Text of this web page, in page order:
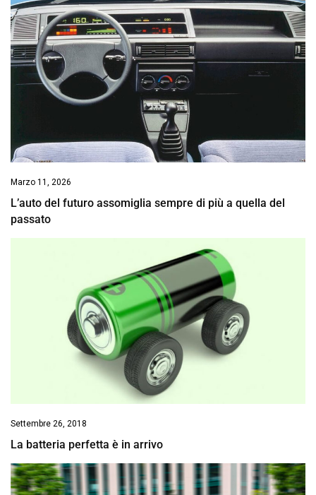
Marzo 11, 2026
L’auto del futuro assomiglia sempre di più a quella del
passato
Settembre 26, 2018
La batteria perfetta è in arrivo